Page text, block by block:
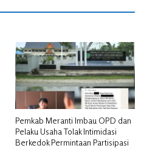
Pemkab Meranti Imbau OPD dan
Pelaku Usaha Tolak Intimidasi
Berkedok Permintaan Partisipasi